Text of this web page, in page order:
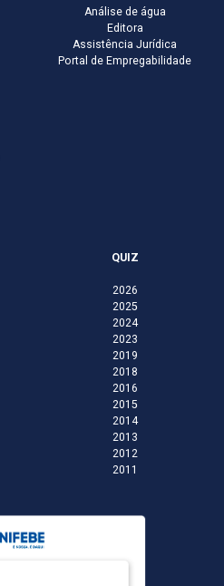
Análise de água
Editora
Assistência Jurídica
Portal de Empregabilidade
QUIZ
2026
2025
2024
2023
2019
2018
2016
2015
2014
2013
2012
2011